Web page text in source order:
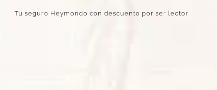
Tu seguro Heymondo con descuento por ser lector